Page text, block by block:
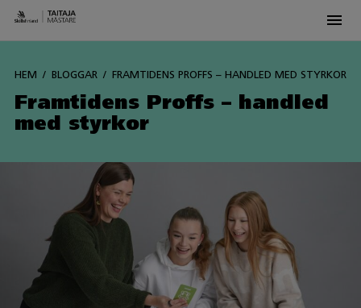
HEM BLOGGAR FRAMTIDENS PROFFS – HANDLED MED STYRKOR
Framtidens Proffs – handled
med styrkor